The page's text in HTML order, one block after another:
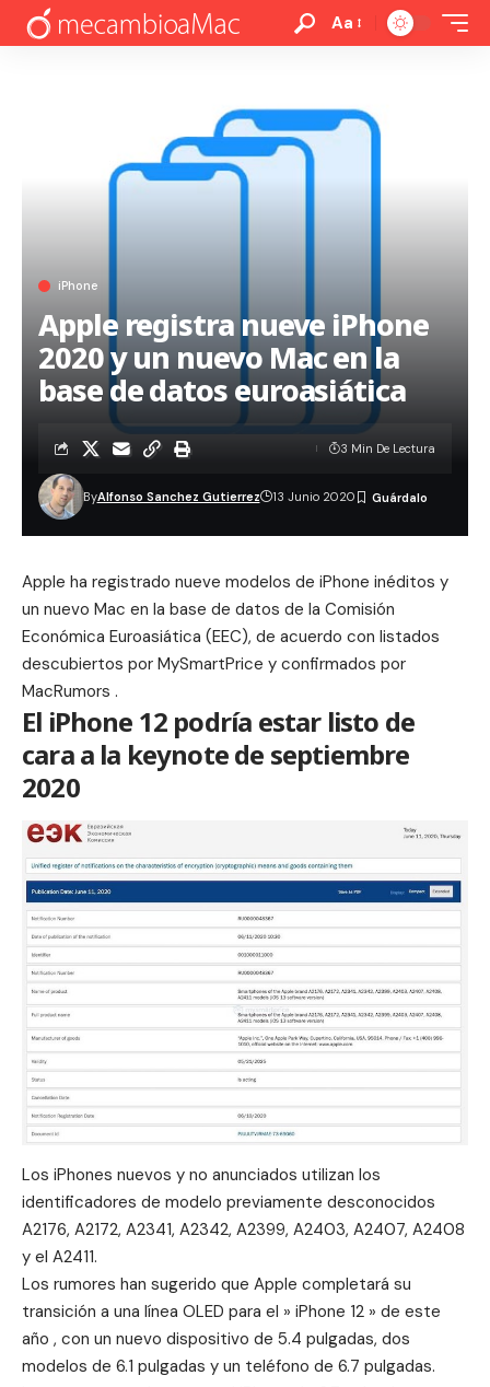
Aa
iPhone
Apple registra nueve iPhone
2020 y un nuevo Mac en la
base de datos euroasiática
ByAlfonso Sanchez Gutierrez 13 Junio 2020
3 Min De Lectura
Apple ha registrado nueve modelos de iPhone inéditos y
un nuevo Mac en la base de datos de la Comisión
Económica Euroasiática (EEC), de acuerdo con listados
descubiertos por MySmartPrice y confirmados por
MacRumors .
El iPhone 12 podría estar listo de
cara a la keynote de septiembre
2020
Los iPhones nuevos y no anunciados utilizan los
identificadores de modelo previamente desconocidos
A2176, A2172, A2341, A2342, A2399, A2403, A2407, A2408
y el A2411.
Los rumores han sugerido que Apple completará su
transición a una línea OLED para el » iPhone 12 » de este
año , con un nuevo dispositivo de 5.4 pulgadas, dos
modelos de 6.1 pulgadas y un teléfono de 6.7 pulgadas.